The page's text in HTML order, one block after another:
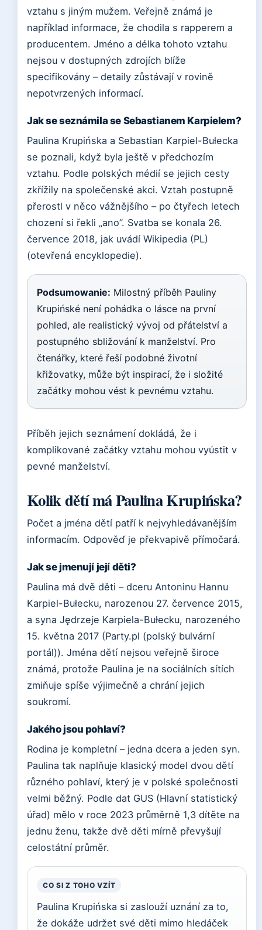
vztahu s jiným mužem. Veřejně známá je
například informace, že chodila s rapperem a
producentem. Jméno a délka tohoto vztahu
nejsou v dostupných zdrojích blíže
specifikovány – detaily zůstávají v rovině
nepotvrzených informací.
Jak se seznámila se Sebastianem Karpielem?
Paulina Krupińska a Sebastian Karpiel-Bułecka
se poznali, když byla ještě v předchozím
vztahu. Podle polských médií se jejich cesty
zkřížily na společenské akci. Vztah postupně
přerostl v něco vážnějšího – po čtyřech letech
chození si řekli „ano”. Svatba se konala 26.
července 2018, jak uvádí Wikipedia (PL)
(otevřená encyklopedie).
Podsumowanie: Milostný příběh Pauliny
Krupińské není pohádka o lásce na první
pohled, ale realistický vývoj od přátelství a
postupného sbližování k manželství. Pro
čtenářky, které řeší podobné životní
křižovatky, může být inspirací, že i složité
začátky mohou vést k pevnému vztahu.
Příběh jejich seznámení dokládá, že i
komplikované začátky vztahu mohou vyústit v
pevné manželství.
Kolik dětí má Paulina Krupińska?
Počet a jména dětí patří k nejvyhledávanějším
informacím. Odpověď je překvapivě přímočará.
Jak se jmenují její děti?
Paulina má dvě děti – dceru Antoninu Hannu
Karpiel-Bułecku, narozenou 27. července 2015,
a syna Jędrzeje Karpiela-Bułecku, narozeného
15. května 2017 (Party.pl (polský bulvární
portál)). Jména dětí nejsou veřejně široce
známá, protože Paulina je na sociálních sítích
zmiňuje spíše výjimečně a chrání jejich
soukromí.
Jakého jsou pohlaví?
Rodina je kompletní – jedna dcera a jeden syn.
Paulina tak naplňuje klasický model dvou dětí
různého pohlaví, který je v polské společnosti
velmi běžný. Podle dat GUS (Hlavní statistický
úřad) mělo v roce 2023 průměrně 1,3 dítěte na
jednu ženu, takže dvě děti mírně převyšují
celostátní průměr.
CO SI Z TOHO VZÍT
Paulina Krupińska si zaslouží uznání za to,
že dokáže udržet své děti mimo hledáček